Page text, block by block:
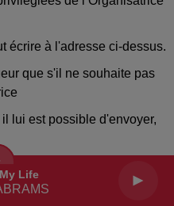
Life
écrire à l'adresse ci-dessus.
que s'il ne souhaite pas
lui est possible d'envoyer,